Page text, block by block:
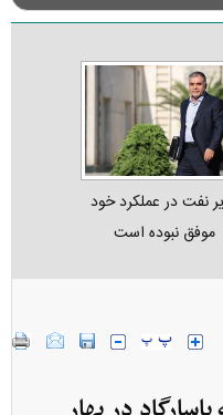
نفت در عملکرد خود
موفق نبوده است